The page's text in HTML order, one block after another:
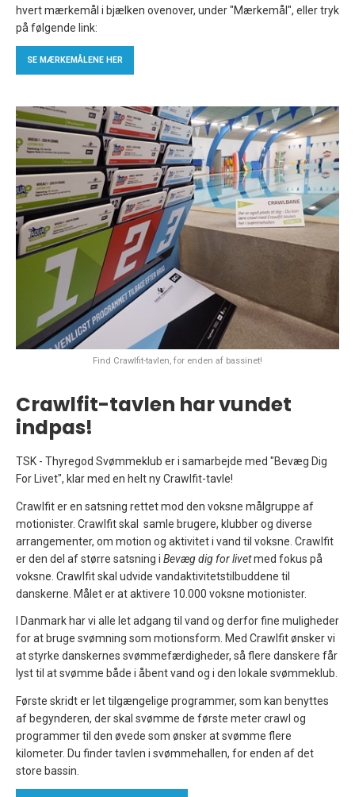
hvert mærkemål i bjælken ovenover, under "Mærkemål", eller tryk
på følgende link:
SE MÆRKEMÅLENE HER
Find Crawlfit-tavlen, for enden af bassinet!
Crawlfit-tavlen har vundet
indpas!
TSK - Thyregod Svømmeklub er i samarbejde med "Bevæg Dig
For Livet", klar med en helt ny Crawlfit-tavle!
Crawlfit er en satsning rettet mod den voksne målgruppe af
motionister. Crawlfit skal samle brugere, klubber og diverse
arrangementer, om motion og aktivitet i vand til voksne. Crawlfit
er den del af større satsning i Bevæg dig for livetmed fokus på
voksne. Crawlfit skal udvide vandaktivitetstilbuddene til
danskerne. Målet er at aktivere 10.000 voksne motionister.
I Danmark har vi alle let adgang til vand og derfor fine muligheder
for at bruge svømning som motionsform. Med Crawlfit ønsker vi
at styrke danskernes svømmefærdigheder, så flere danskere får
lyst til at svømme både i åbent vand og i den lokale svømmeklub.
Første skridt er let tilgængelige programmer, som kan benyttes
af begynderen, der skal svømme de første meter crawl og
programmer til den øvede som ønsker at svømme flere
kilometer. Du finder tavlen i svømmehallen, for enden af det
store bassin.